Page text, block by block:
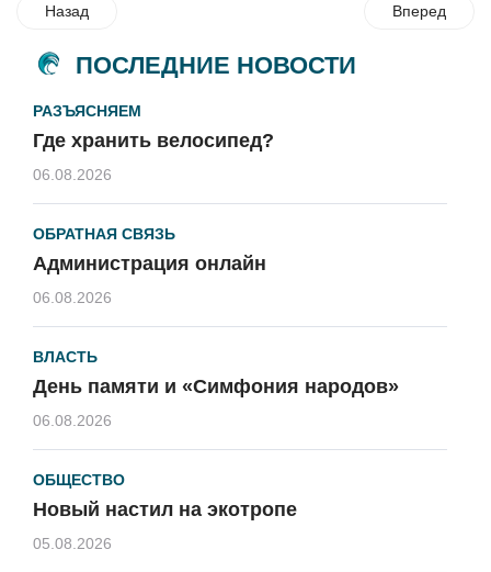
Назад Вперед
ПОСЛЕДНИЕ НОВОСТИ
РАЗЪЯСНЯЕМ
Где хранить велосипед?
06.08.2026
ОБРАТНАЯ СВЯЗЬ
Администрация онлайн
06.08.2026
ВЛАСТЬ
День памяти и «Симфония народов»
06.08.2026
ОБЩЕСТВО
Новый настил на экотропе
05.08.2026